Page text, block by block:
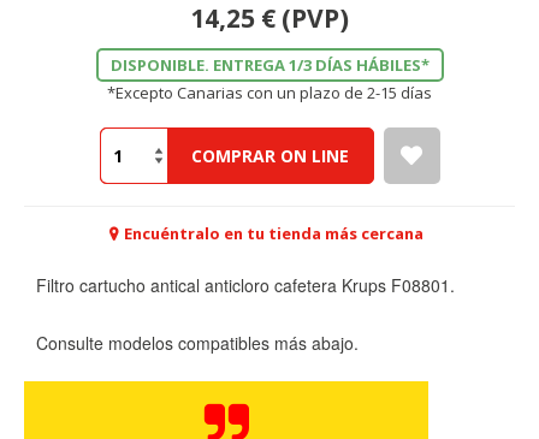
14,25 € (PVP)
DISPONIBLE. ENTREGA 1/3 DÍAS HÁBILES*
*Excepto Canarias con un plazo de 2-15 días
COMPRAR ON LINE
Encuéntralo en tu tienda más cercana
Filtro cartucho antical anticloro cafetera Krups F08801.
Consulte modelos compatibles más abajo.